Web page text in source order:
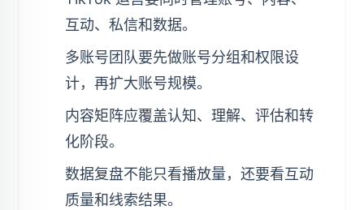
互动、私信和数据。
多账号团队要先做账号分组和权限设
计，再扩大账号规模。
内容矩阵应覆盖认知、理解、评估和转
化阶段。
数据复盘不能只看播放量，还要看互动
质量和线索结果。